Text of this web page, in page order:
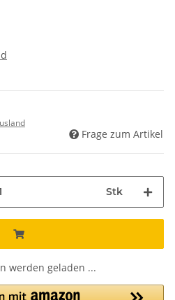
Frage zum Artikel
Stk
werden geladen ...